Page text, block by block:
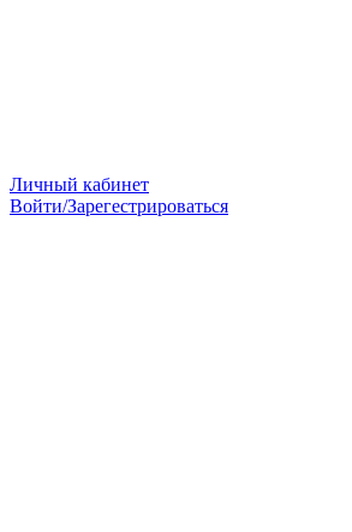
Личный кабинет
Войти/Зарегестрироваться